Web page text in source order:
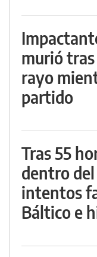
murió
rayo
partido
Tras 55
dentro
intentos
Báltico e